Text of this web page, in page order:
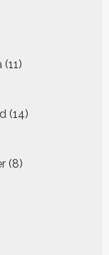
11
producten
14
producten
8
producten